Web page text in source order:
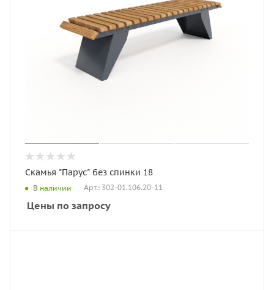
Скамья "Парус" без спинки 18
В наличии Арт.: 302-01.106.20-11
Цены по запросу